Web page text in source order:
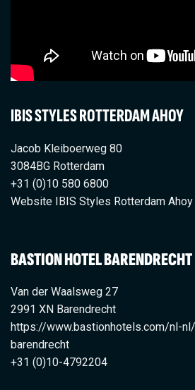
IBIS STYLES ROTTERDAM AHOY
Jacob Kleiboerweg 80
3084BG Rotterdam
+31 (0)10 580 6800
Website IBIS Styles Rotterdam Ahoy
BASTION HOTEL BARENDRECHT
Van der Waalsweg 27
2991 XN Barendrecht
https://www.bastionhotels.com/nl-
barendrecht
+31 (0)10-4792204